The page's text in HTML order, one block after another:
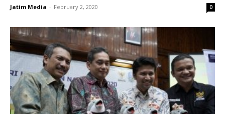
Jatim Media - February 2, 2020 0